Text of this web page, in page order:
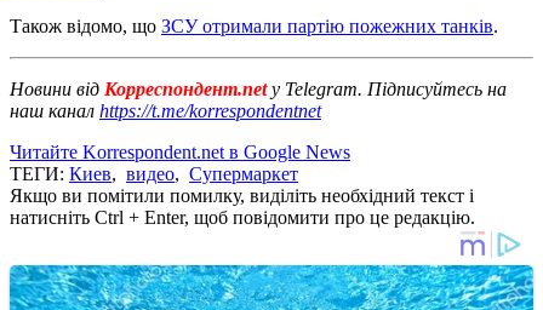
Також відомо, що ЗСУ отримали партію пожежних танків.
Новини від Корреспондент.net у Telegram. Підписуйтесь на
наш канал https://t.me/korrespondentnet
Читайте Korrespondent.net в Google News
ТЕГИ: Киев, видео, Супермаркет
Якщо ви помітили помилку, виділіть необхідний текст і
натисніть Ctrl + Enter, щоб повідомити про це редакцію.